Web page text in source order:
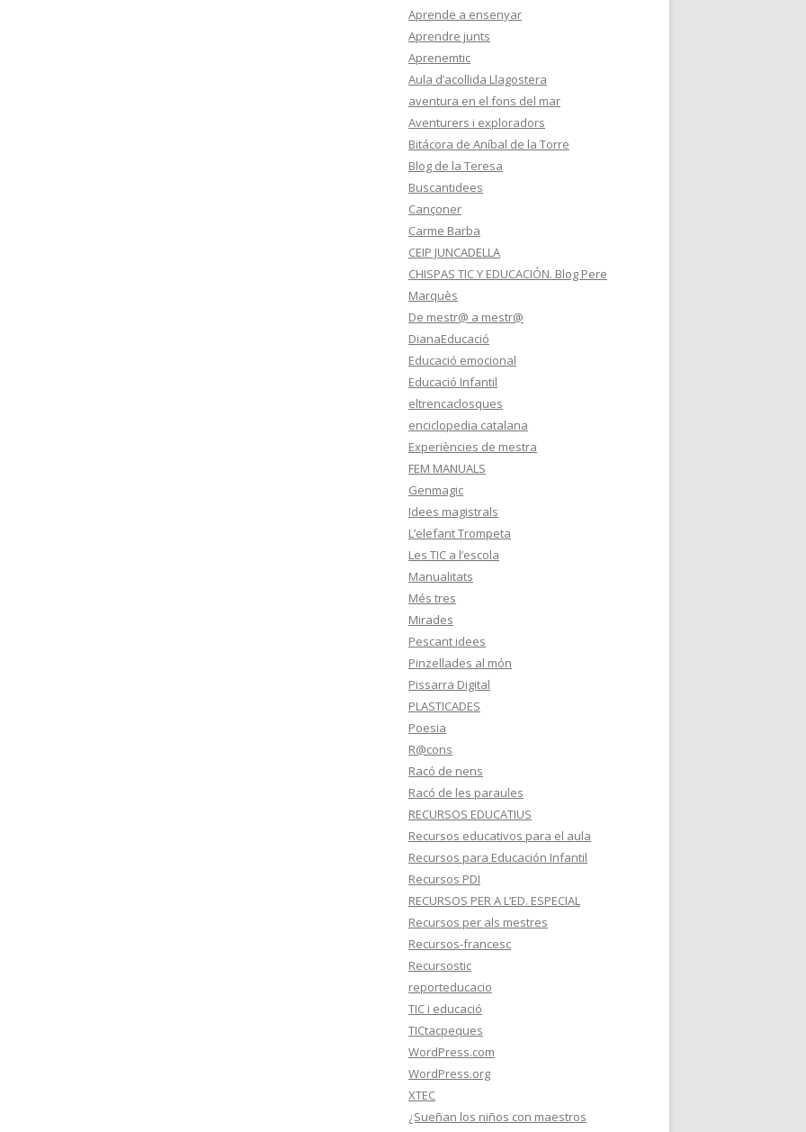
Aprende a ensenyar
Aprendre junts
Aprenemtic
Aula d’acollida Llagostera
aventura en el fons del mar
Aventurers i exploradors
Bitácora de Aníbal de la Torre
Blog de la Teresa
Buscantidees
Cançoner
Carme Barba
CEIP JUNCADELLA
CHISPAS TIC Y EDUCACIÓN. Blog Pere
Marquès
De mestr@ a mestr@
DianaEducació
Educació emocional
Educació Infantil
eltrencaclosques
enciclopedia catalana
Experiències de mestra
FEM MANUALS
Genmagic
Idees magistrals
L’elefant Trompeta
Les TIC a l’escola
Manualitats
Més tres
Mirades
Pescant idees
Pinzellades al món
Pissarra Digital
PLASTICADES
Poesia
R@cons
Racó de nens
Racó de les paraules
RECURSOS EDUCATIUS
Recursos educativos para el aula
Recursos para Educación Infantil
Recursos PDI
RECURSOS PER A L’ED. ESPECIAL
Recursos per als mestres
Recursos-francesc
Recursostic
reporteducacio
TIC i educació
TICtacpeques
WordPress.com
WordPress.org
XTEC
¿Sueñan los niños con maestros